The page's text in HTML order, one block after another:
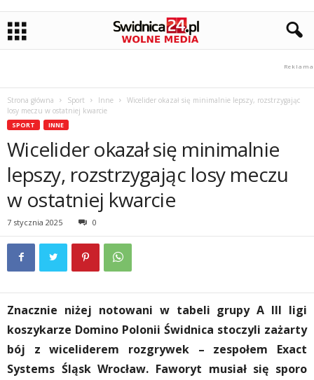
Strona główna Sport Inne
Wicelider okazał się minimalnie lepszy, rozstrzygając
losy meczu w ostatniej kwarcie
SPORT INNE
Wicelider okazał się minimalnie
lepszy, rozstrzygając losy meczu
w ostatniej kwarcie
7 stycznia 2025 0
Znacznie niżej notowani w tabeli grupy A III ligi
koszykarze Domino Polonii Świdnica stoczyli zażarty
bój z wiceliderem rozgrywek – zespołem Exact
Systems Śląsk Wrocław. Faworyt musiał się sporo